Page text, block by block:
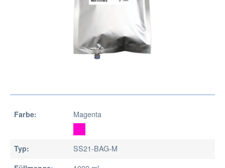
Farbe: Magenta
Typ: SS21-BAG-M